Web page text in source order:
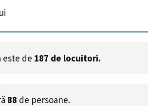
este de 187 de locuitori.
88 de persoane.